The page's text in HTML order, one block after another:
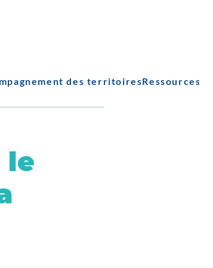
des territoiresRessources
le